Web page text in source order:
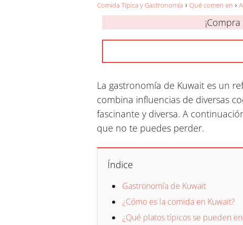
Comida Típica y Gastronomía Qué comen en
La gastronomía de Kuwait es un
combina influencias de diversas
fascinante y diversa. A
que no te puedes perder.
Índice
Gastronomía de Kuwait
¿Cómo es la comida en Kuwait?
¿Qué platos típicos se pueden